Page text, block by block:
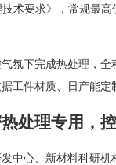
技术要求》，常规
氛下完成热处理，
工件材质、日产能
处理专用，
中心、新材料科研